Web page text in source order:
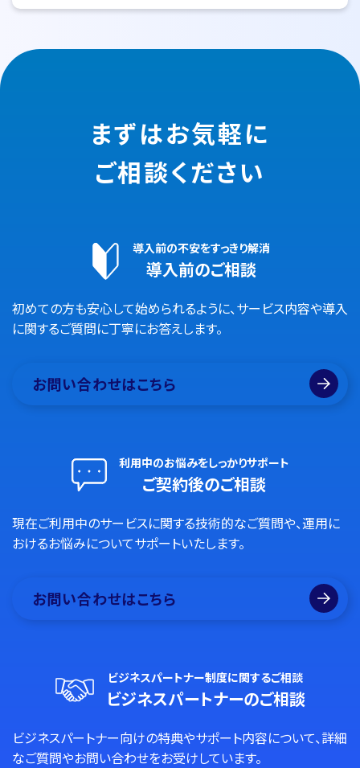
まずはお気軽に
ご相談ください
導入前の不安をすっきり解消
導入前のご相談
初めての方も安心して始められるように、サービス内容や導入
に関するご質問に丁寧にお答えします。
お問い合わせはこちら
利用中のお悩みをしっかりサポート
ご契約後のご相談
現在ご利用中のサービスに関する技術的なご質問や、運用に
おけるお悩みについてサポートいたします。
お問い合わせはこちら
ビジネスパートナー制度に関するご相談
ビジネスパートナーのご相談
ビジネスパートナー向けの特典やサポート内容について、詳細
なご質問やお問い合わせをお受けしています。